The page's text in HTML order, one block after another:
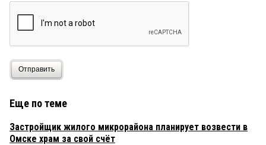
Отправить
Еще по теме
Застройщик жилого микрорайона планирует возвести в
Омске храм за свой счёт